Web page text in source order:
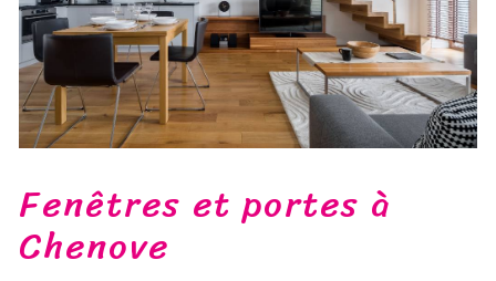
Fenêtres et portes à
Chenove